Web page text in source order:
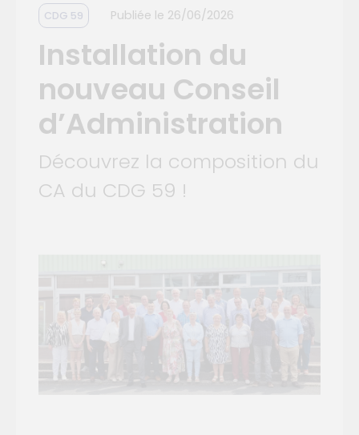
CDG 59 Publiée le 26/06/2026
Installation du
nouveau Conseil
d’Administration
Découvrez la composition du
CA du CDG 59 !